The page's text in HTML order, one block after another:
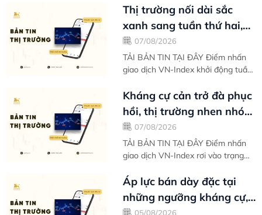
Thị trường nối dài sắc
xanh sang tuần thứ hai,
cung cầu giằng co tại
ngưỡng...
07/08/2026
TẢI BẢN TIN TẠI ĐÂY Điểm nhấn
giao dịch VN-Index khởi động tuần
phục hồi mạnh mẽ kể từ vùng đáy
ngắn hạn...
Kháng cự cản trở đà phục
hồi, thị trường nhen nhóm
ý định tìm kiếm đáy thứ
hai -...
07/08/2026
TẢI BẢN TIN TẠI ĐÂY Điểm nhấn
giao dịch VN-Index rơi vào trạng
tiếp khi thị trường đánh mất xung
lực...
Áp lực bán dày đặc tại
những ngưỡng kháng cự,
05/08/2026